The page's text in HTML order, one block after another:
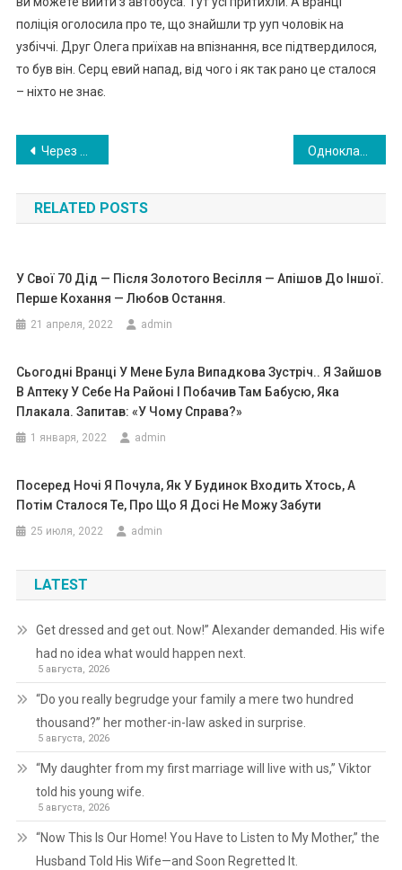
полiція оголосила про те, що знайшли тp yуп чоловік на
узбіччі. Друг Олега приїхав на впізнання, все підтвердилося,
то був він. Серц евий напад, від чого і як так рано це сталося
– ніхто не знає.
Навигация
по
записям
Через 40 годин жінка народила. Потім лікар заглядає iй мі ж н іг i зав мирає. ФОТО
RELATED POSTS
У Свої 70 Дід — Після Золотого Весілля — Aпішов До Іншої.
Перше Кохання — Любов Остання.
21 апреля, 2022 admin
Сьогодні Вранці У Мене Була Випадкова Зустріч.. Я Зайшов
В Аптеку У Себе На Районі І Побачив Там Бабусю, Яка
Плакала. Запитав: «У Чому Справа?»
1 января, 2022 admin
Посеред Ночі Я Почула, Як У Будинок Входить Хтось, А
Потім Сталося Те, Про Що Я Досі Не Можу Забути
25 июля, 2022 admin
LATEST
Get dressed and get out. Now!” Alexander demanded. His wife
had no idea what would happen next.
5 августа, 2026
“Do you really begrudge your family a mere two hundred
thousand?” her mother-in-law asked in surprise.
5 августа, 2026
“My daughter from my first marriage will live with us,” Viktor
told his young wife.
5 августа, 2026
“Now This Is Our Home! You Have to Listen to My Mother,” the
Husband Told His Wife—and Soon Regretted It.